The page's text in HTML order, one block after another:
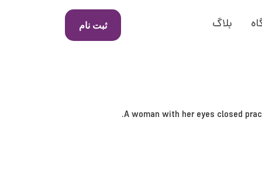
بلاگ ثبت نام